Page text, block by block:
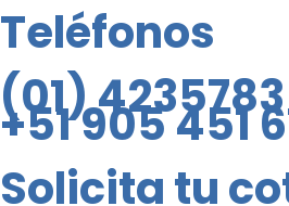
Teléfonos
(01) 4235783
+51 905 451
Solicita tu